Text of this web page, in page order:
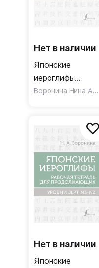
Нет в наличии
Японские
иероглифы
Рабочая тетрадь
Уровень JLPT N1
Воронина Нина Альбертовна
Нет в наличии
Японские